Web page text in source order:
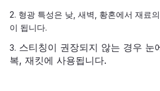
2. 형광 특성은 낮, 새벽, 황혼에서 재료
이 됩니다.
3. 스티칭이 권장되지 않는 경우 눈
복, 재킷에 사용됩니다.